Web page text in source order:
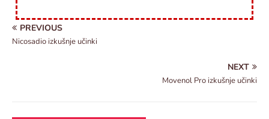
PREVIOUS
Nicosadio izkušnje učinki
NEXT
Movenol Pro izkušnje učinki